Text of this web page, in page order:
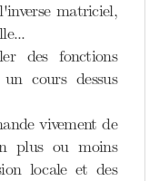
matriciel,
des fonctions
cours dessus
vivement de
plus ou moins
locale et des